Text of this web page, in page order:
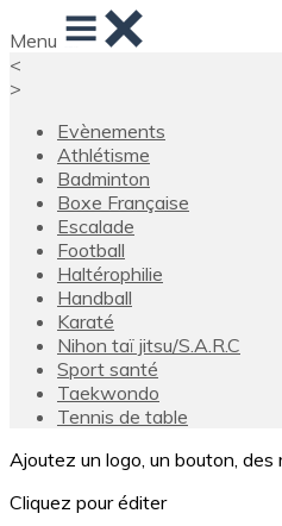
Menu
<
>
Evènements
Athlétisme
Badminton
Boxe Française
Escalade
Football
Haltérophilie
Handball
Karaté
Nihon taï jitsu/S.A.R.C
Sport santé
Taekwondo
Tennis de table
Ajoutez un logo, un bouton, des
Cliquez pour éditer